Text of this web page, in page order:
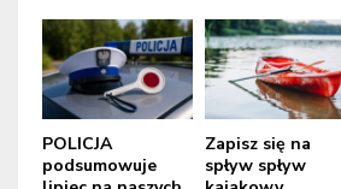
POLICJA
podsumowuje
Zapisz się na
spływ spływ